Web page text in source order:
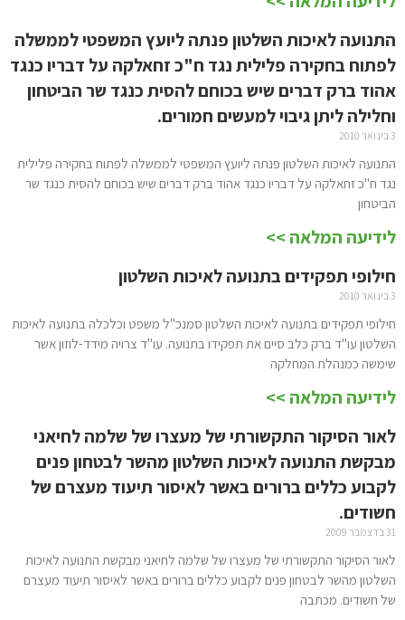
התנועה לאיכות השלטון פנתה ליועץ המשפטי לממשלה
לפתוח בחקירה פלילית נגד ח"כ זחאלקה על דבריו כנגד
אהוד ברק דברים שיש בכוחם להסית כנגד שר הביטחון
וחלילה ליתן גיבוי למעשים חמורים.
3 בינואר 2010
התנועה לאיכות השלטון פנתה ליועץ המשפטי לממשלה לפתוח בחקירה פלילית
נגד ח"כ זחאלקה על דבריו כנגד אהוד ברק דברים שיש בכוחם להסית כנגד שר
הביטחון
לידיעה המלאה >>
חילופי תפקידים בתנועה לאיכות השלטון
3 בינואר 2010
חילופי תפקידים בתנועה לאיכות השלטון סמנכ"ל משפט וכלכלה בתנועה לאיכות
השלטון עו"ד ברק כלב סיים את תפקידו בתנועה. עו"ד צרויה מידד-לוזון אשר
שימשה כמנהלת המחלקה
לידיעה המלאה >>
לאור הסיקור התקשורתי של מעצרו של שלמה לחיאני
מבקשת התנועה לאיכות השלטון מהשר לבטחון פנים
לקבוע כללים ברורים באשר לאיסור תיעוד מעצרם של
חשודים.
31 בדצמבר 2009
לאור הסיקור התקשורתי של מעצרו של שלמה לחיאני מבקשת התנועה לאיכות
השלטון מהשר לבטחון פנים לקבוע כללים ברורים באשר לאיסור תיעוד מעצרם
של חשודים. מכתבה